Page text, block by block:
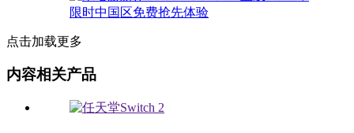
点击加载更多
内容相关产品